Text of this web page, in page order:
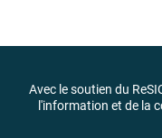
Avec le soutien du
l'information et de la